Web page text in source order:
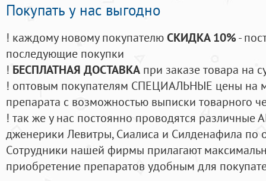
Покупать у нас выгодно
! каждому новому покупателюСКИДКА 10%-
последующие покупки
! БЕСПЛАТНАЯ ДОСТАВКА при заказе товара на
! оптовым покупателям СПЕЦИАЛЬНЫЕ цены на
препарата с возможностью выписки товарного
! так же у нас постоянно проводятся
дженерики Левитры, Сиалиса и Силденафила по
Cотрудники нашей фирмы прилагают
приобретение препаратов удобным для